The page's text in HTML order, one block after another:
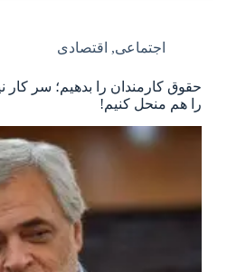
اجتماعی, اقتصادی
حقوق کارمندان را بدهیم؛ سر کار
را هم منحل کنیم!